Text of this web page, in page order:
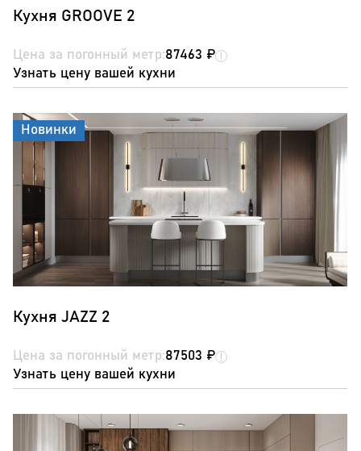
Кухня GROOVE 2
Цена за погонный метр:87463 ₽
Узнать цену вашей кухни
Новинки
Кухня JAZZ 2
Цена за погонный метр:87503 ₽
Узнать цену вашей кухни